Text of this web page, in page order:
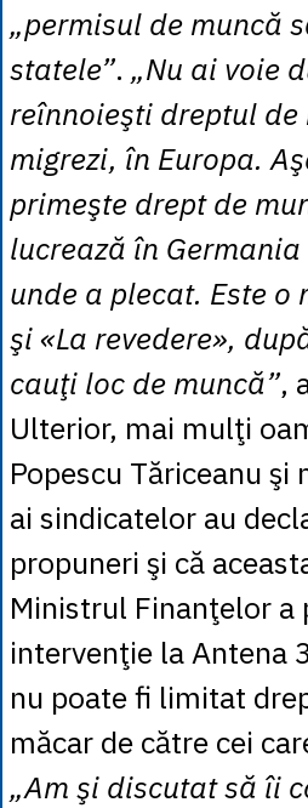
„permisul de muncă
statele”. „Nu ai voie
reînnoieşti dreptul
migrezi, în Europa.
primeşte drept de
lucrează în
unde a plecat. Este
şi «La revedere»,
cauţi loc de muncă”,
Ulterior, mai mulţi
Popescu Tăriceanu
ai sindicatelor au
propuneri şi că
Ministrul Finanţelor
intervenţie la Antena
nu poate fi limitat
măcar de către cei
„Am şi discutat să îi